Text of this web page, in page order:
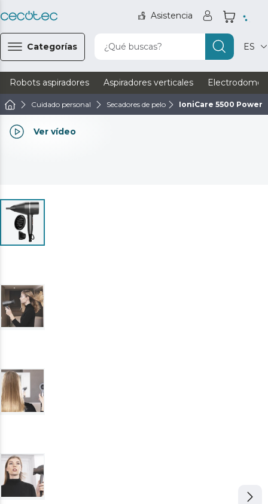
Asistencia
Categorías ¿Qué buscas? ES
Robots aspiradores Aspiradores verticales
Cuidado personal Secadores de pelo IoniCare 5500
Ver vídeo